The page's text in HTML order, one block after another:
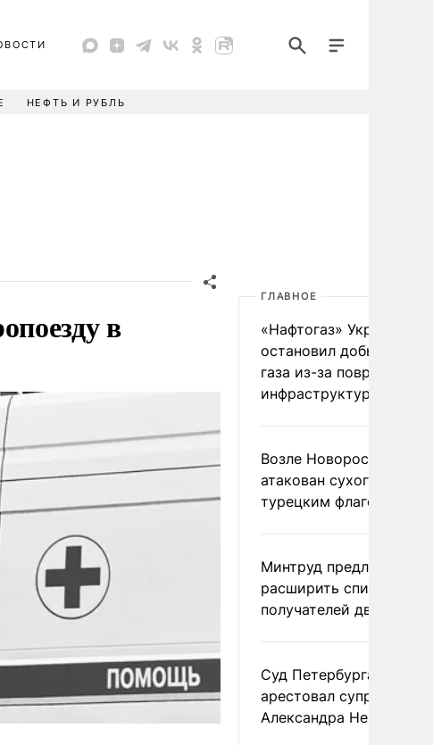
НЕФТЬ И РУБЛЬ
в
ГЛАВНОЕ
«Нафтогаз» Украины
остановил добычу
газа из-за повреждения
инфраструктуры
Возле Новороссийска
атакован сухогруз под
турецким флагом
Минтруд предложил
расширить список
получателей двух
Суд Петербурга заочно
арестовал супругу
Александра Невзорова